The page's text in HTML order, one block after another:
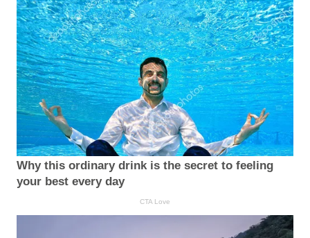
Why this ordinary drink is the secret to feeling
your best every day
CTA Love